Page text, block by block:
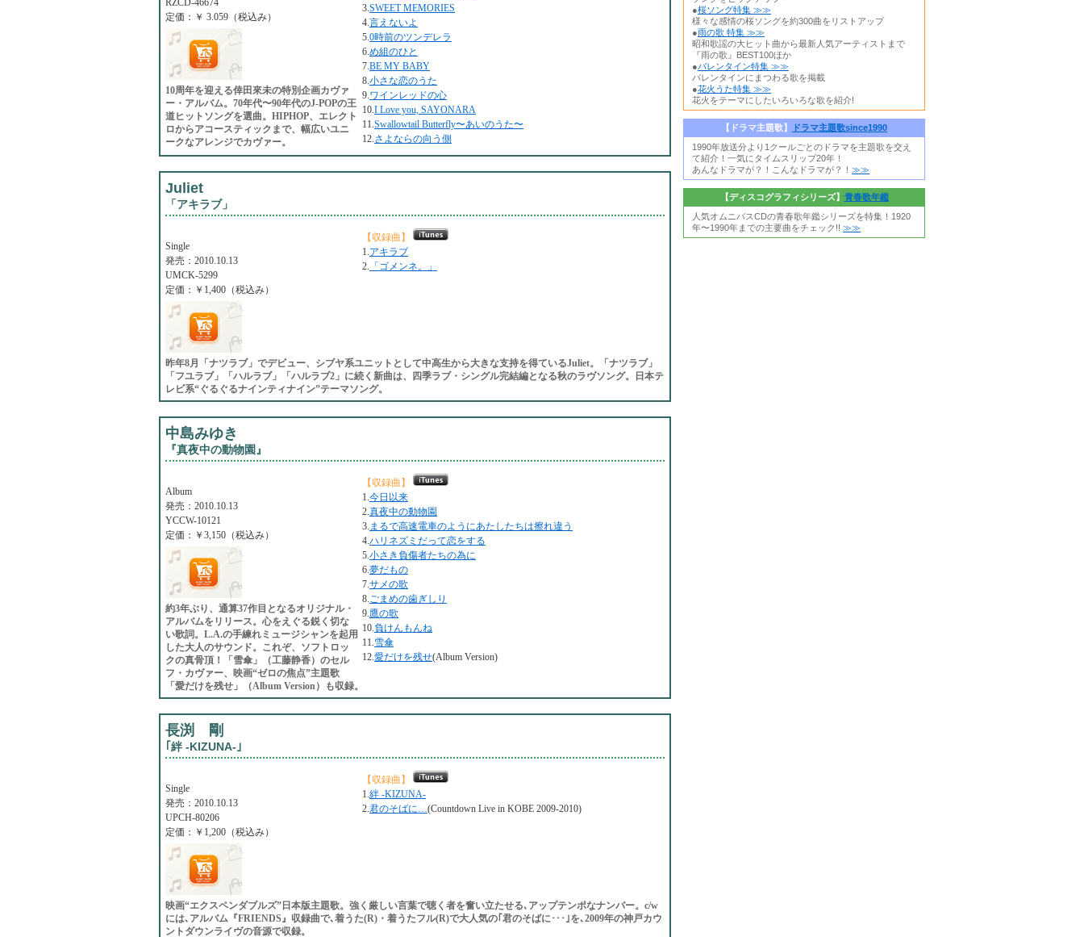
3.SWEET MEMORIES
4.言えないよ
5.0時前のツンデレラ
6.め組のひと
7.BE MY BABY
8.小さな恋のうた
9.ワインレッドの心
10.I Love you, SAYONARA
11.Swallowtail Butterfly〜あいのうた〜
12.さよならの向う側
RZCD-46674
定価：￥ 3.059（税込み）
10周年を迎える倖田來未の特別企画カヴァ
ー・アルバム。70年代〜90年代のJ-POPの王
道ヒットソングを選曲。HIPHOP、エレクト
ロからアコースティックまで、幅広いユニ
ークなアレンジでカヴァー。
Juliet
「アキラブ」
【収録曲】
1.アキラブ
2. 「ゴメンネ。」
Single
発売：2010.10.13
UMCK-5299
定価：￥1,400（税込み）
昨年8月「ナツラブ」でデビュー、シブヤ系ユニットとして中高生から大きな支持を得ているJuliet。「ナツラブ」
「フユラブ」「ハルラブ」「ハルラブ2」に続く新曲は、四季ラブ・シングル完結編となる秋のラヴソング。日本テ
レビ系“ぐるぐるナインティナイン”テーマソング。
中島みゆき
『真夜中の動物園』
【収録曲】
1.今日以来
2.真夜中の動物園
3. まるで高速電車のようにあたしたちは擦れ違う
4.ハリネズミだって恋をする
5.小さき負傷者たちの為に
6.夢だもの
7.サメの歌
8.ごまめの歯ぎしり
9.鷹の歌
10.負けんもんね
11.雪傘
12.愛だけを残せ(Album Version)
Album
発売：2010.10.13
YCCW-10121
定価：￥3,150（税込み）
約3年ぶり、通算37作目となるオリジナル・
アルバムをリリース。心をえぐる鋭く切な
い歌詞。L.A.の手練れミュージシャンを起用
した大人のサウンド。これぞ、ソフトロッ
クの真骨頂！「雪傘」（工藤静香）のセル
フ・カヴァー、映画“ゼロの焦点”主題歌
「愛だけを残せ」（Album Version）も収録。
長渕 剛
｢絆 -KIZUNA-｣
【収録曲】
1.絆 -KIZUNA-
2.君のそばに…(Countdown Live in KOBE 2009-2010)
Single
発売：2010.10.13
UPCH-80206
定価：￥1,200（税込み）
映画“エクスペンダブルズ”日本版主題歌。強く厳しい言葉で聴く者を奮い立たせる､アップテンポなナンバー。c/w
には､アルバム『FRIENDS』収録曲で､着うた(R)・着うたフル(R)で大人気の｢君のそばに･･･｣を､2009年の神戸カウ
ントダウンライヴの音源で収録。
●桜ソング特集 ≫≫
様々な感情の桜ソングを約300曲をリストアップ
●雨の歌 特集 ≫≫
昭和歌謡の大ヒット曲から最新人気アーティストまで
『雨の歌』BEST100ほか
●バレンタイン特集 ≫≫
バレンタインにまつわる歌を掲載
●花火うた特集 ≫≫
花火をテーマにしたいろいろな歌を紹介!
【ドラマ主題歌】
ドラマ主題歌since1990
1990年放送分より1クールごとのドラマを主題歌を交え
て紹介！一気にタイムスリップ20年！
あんなドラマが？！こんなドラマが？！ ≫≫
【ディスコグラフィシリーズ】 青春歌年鑑
人気オムニバスCDの青春歌年鑑シリーズを特集！1920
年〜1990年までの主要曲をチェック!! ≫≫